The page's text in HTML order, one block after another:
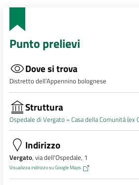
Punto prelievi
Dove si trova
Distretto dell’Appennino bolognese
Struttura
Ospedale di Vergato »Casa della Comunità (ex
Indirizzo
Vergato, via dell'Ospedale, 1
Visualizza indirizzo su Google Maps